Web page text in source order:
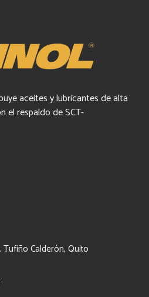
aceites y lubricantes de alta
el respaldo de SCT-
Tufiño Calderón, Quito